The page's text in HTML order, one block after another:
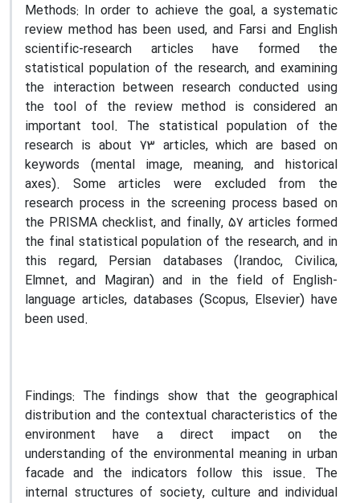
Methods: In order to achieve the goal, a systematic
review method has been used, and Farsi and English
scientific-research articles have formed the
statistical population of the research, and examining
the interaction between research conducted using
the tool of the review method is considered an
important tool. The statistical population of the
research is about 73 articles, which are based on
keywords (mental image, meaning, and historical
axes). Some articles were excluded from the
research process in the screening process based on
the PRISMA checklist, and finally, 57 articles formed
the final statistical population of the research, and in
this regard, Persian databases (Irandoc, Civilica,
Elmnet, and Magiran) and in the field of English-
language articles, databases (Scopus, Elsevier) have
been used.
Findings: The findings show that the geographical
distribution and the contextual characteristics of the
environment have a direct impact on the
understanding of the environmental meaning in urban
facade and the indicators follow this issue. The
internal structures of society, culture and individual